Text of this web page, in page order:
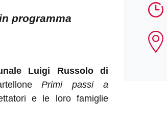
programma
Luigi Russolo di
Primi passi a
e le loro famiglie